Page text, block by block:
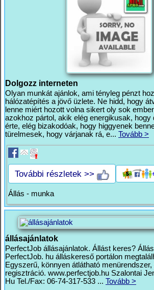
Dolgozz interneten
Olyan munkát ajánlok, ami tényleg pénzt
hálózatépítés a jövő üzlete. Ne hidd, hogy
lenne miért hozott volna sikert oly sok
azokhoz pártol, akik elég energikusak, hogy
érte, elég bizakodóak, hogy higgyenek
türelmesek, hogy várjanak rá, e... Tovább >
További részletek >>
Állás - munka
állásajánlatok
PerfectJob állásajánlatok. Állást keres?
PerfectJob. hu álláskereső portálon
Egyszerű, könnyen átlátható menürendszer,
regisztráció. www.perfectjob.hu Szalontai
Hu Tel./Fax: 06-74-317-533 ... Tovább >